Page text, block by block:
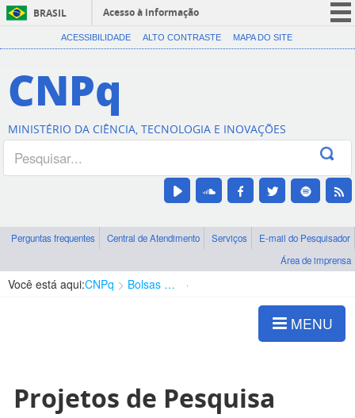
BRASIL
Acesso à informação
CORONAVÍRUS (COVID-19)
Canais
ACESSIBILIDADE ALTO CONTRASTE MAPA DO SITE
CNPq
MINISTÉRIO DA CIÊNCIA, TECNOLOGIA E INOVAÇÕES
Perguntas frequentes Central de Atendimento Serviços
E-mail do Pesquisador
Área de imprensa
Você está aqui:CNPq Bolsas e Auxílios Vigentes
MENU
Projetos de Pesquisa